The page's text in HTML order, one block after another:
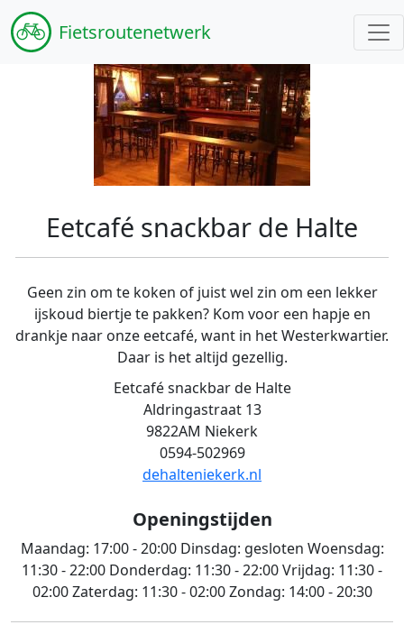
Fietsroutenetwerk
Eetcafé snackbar de Halte
Geen zin om te koken of juist wel zin om een lekker
ijskoud biertje te pakken? Kom voor een hapje en
drankje naar onze eetcafé, want in het Westerkwartier.
Daar is het altijd gezellig.
Eetcafé snackbar de Halte
Aldringastraat 13
9822AM Niekerk
0594-502969
dehalteniekerk.nl
Openingstijden
Maandag: 17:00 - 20:00Dinsdag: gesloten Woensdag:
11:30 - 22:00 Donderdag: 11:30 - 22:00Vrijdag: 11:30 -
02:00Zaterdag: 11:30 - 02:00Zondag: 14:00 - 20:30